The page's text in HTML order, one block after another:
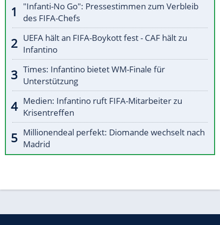
"Infanti-No Go": Pressestimmen zum Verbleib
des FIFA-Chefs
UEFA hält an FIFA-Boykott fest - CAF hält zu
Infantino
Times: Infantino bietet WM-Finale für
Unterstützung
Medien: Infantino ruft FIFA-Mitarbeiter zu
Krisentreffen
Millionendeal perfekt: Diomande wechselt nach
Madrid